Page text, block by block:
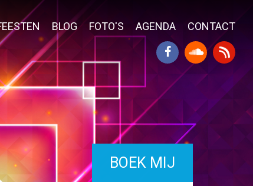
BLOG FOTO'S AGENDA CONTACT
BOEK MIJ